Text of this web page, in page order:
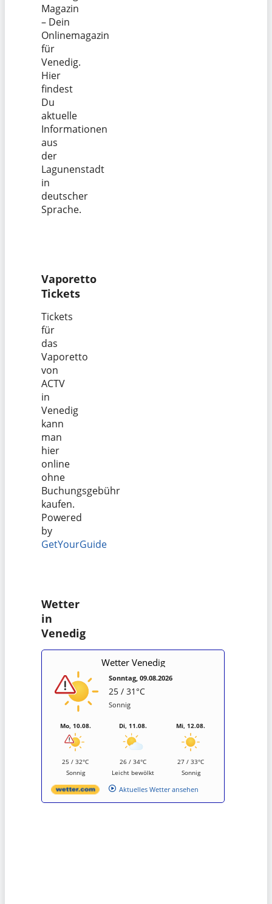
Magazin
– Dein
Onlinemagazin
für
Venedig.
Hier
findest
Du
aktuelle
Informationen
aus
der
Lagunenstadt
in
deutscher
Sprache.
Vaporetto
Tickets
Tickets
für
das
Vaporetto
von
ACTV
in
Venedig
kann
man
hier
online
ohne
Buchungsgebühr
kaufen.
Powered
by
GetYourGuide
Wetter
in
Venedig
Wetter Venedig
Sonntag, 09.08.2026
25 / 31°C
Sonnig
Mo, 10.08.
25 / 32°C
Sonnig
Di, 11.08.
26 / 34°C
Leicht bewölkt
Mi, 12.08.
27 / 33°C
Sonnig
Aktuelles Wetter ansehen